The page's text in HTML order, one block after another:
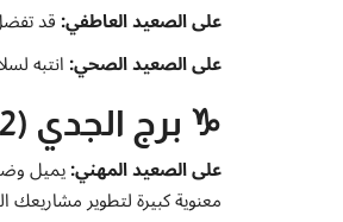
على الصعيد العاطفي:قد
على الصعيد الصحي:انتبه
♑ برج الجدي (22 ديسمبر - 19 يناير)
على الصعيد المهني:يميل
معنوية كبيرة لتطوير مشاريعك